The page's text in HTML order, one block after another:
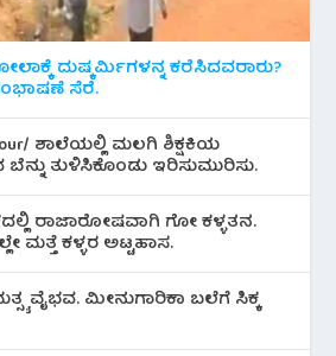
ದುಷ್ಕರ್ಮಿಗಳನ್ನ ಕರೆಸಿದವರಾರು?
ಸೆರೆ.
ಶಾಲೆಯಲ್ಲಿ ಮಲಗಿ ಶಿಕ್ಷಕಿಯ
ತುಳಿಸಿಕೊಂಡು ಇರಿಸುಮುರಿಸು.
ರಾಜಾರೋಷವಾಗಿ ಗೋ ಕಳ್ಳತನ.
ಮತ್ತೆ ಕಳ್ಳರ ಅಟ್ಟಹಾಸ.
ವೈಭವ. ಮೀನುಗಾರಿಕಾ ಬಲೆಗೆ ಸಿಕ್ಕ